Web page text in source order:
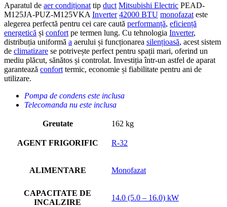
Aparatul de aer condiționat tip duct Mitsubishi Electric PEAD-
M125JA-PUZ-M125VKA Inverter 42000 BTU monofazat este
alegerea perfectă pentru cei care caută performanță, eficiență
energetică și confort pe termen lung. Cu tehnologia Inverter,
distribuția uniformă a aerului și funcționarea silențioasă, acest sistem
de climatizare se potrivește perfect pentru spații mari, oferind un
mediu plăcut, sănătos și controlat. Investiția într-un astfel de aparat
garantează confort termic, economie și fiabilitate pentru ani de
utilizare.
Pompa de condens este inclusa
Telecomanda nu este inclusa
Greutate 162 kg
AGENT FRIGORIFIC R-32
ALIMENTARE Monofazat
CAPACITATE DE
INCALZIRE
14.0 (5.0 – 16.0) kW